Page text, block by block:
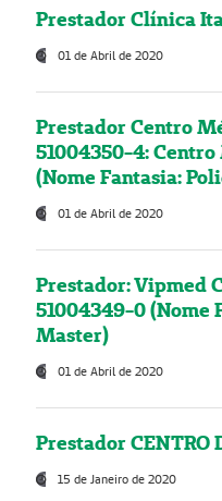
Prestador Clínica
01 de Abril de 2020
Prestador Centro
51004350-4:
(Nome Fantasia:
01 de Abril de 2020
Prestador: Vipmed
51004349-0 (Nome
Master)
01 de Abril de 2020
Prestador CENTRO
15 de Janeiro de 2020